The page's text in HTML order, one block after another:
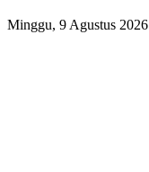
Minggu, 9 Agustus 2026